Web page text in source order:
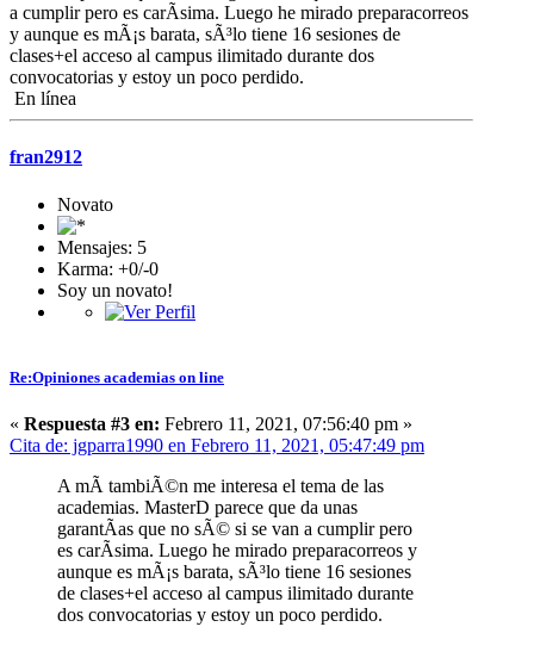
a cumplir pero es carÃ­sima. Luego he mirado preparacorreos
y aunque es mÃ¡s barata, sÃ³lo tiene 16 sesiones de
clases+el acceso al campus ilimitado durante dos
convocatorias y estoy un poco perdido.
En línea
fran2912
Novato
Mensajes: 5
Karma: +0/-0
Soy un novato!
Re:Opiniones academias on line
« Respuesta #3 en: Febrero 11, 2021, 07:56:40 pm »
Cita de: jgparra1990 en Febrero 11, 2021, 05:47:49 pm
A mÃ­ tambiÃ©n me interesa el tema de las
academias. MasterD parece que da unas
garantÃ­as que no sÃ© si se van a cumplir pero
es carÃ­sima. Luego he mirado preparacorreos y
aunque es mÃ¡s barata, sÃ³lo tiene 16 sesiones
de clases+el acceso al campus ilimitado durante
dos convocatorias y estoy un poco perdido.